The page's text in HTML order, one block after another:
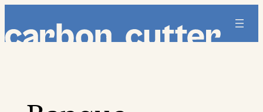
contenu